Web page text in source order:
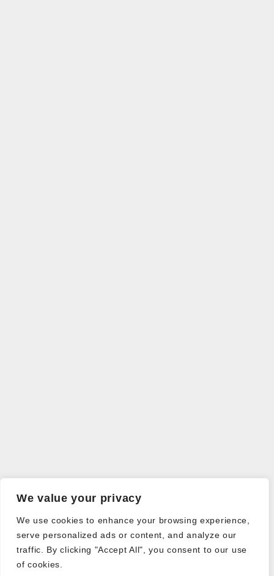
We value your privacy
We use cookies to enhance your browsing experience,
serve personalized ads or content, and analyze our
traffic. By clicking "Accept All", you consent to our use
of cookies.